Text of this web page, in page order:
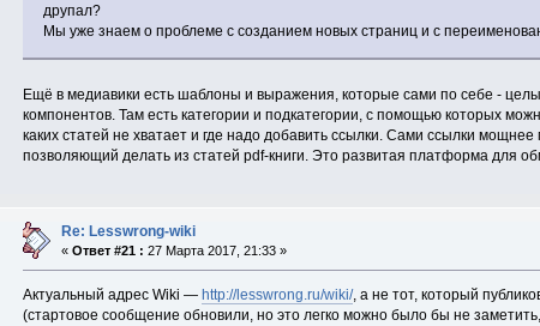
друпал?
Мы уже знаем о проблеме с созданием новых страниц и с
Ещё в медиавики есть шаблоны и выражения, которые сами по себе -
компонентов. Там есть категории и подкатегории, с помощью которых
каких статей не хватает и где надо добавить ссылки. Сами ссылки
позволяющий делать из статей pdf-книги. Это развитая платформа для
Re: Lesswrong-wiki
«Ответ #21 : 27 Марта 2017, 21:33 »
Актуальный адрес Wiki — http://lesswrong.ru/wiki/, а не тот, который
(стартовое сообщение обновили, но это легко можно было бы не